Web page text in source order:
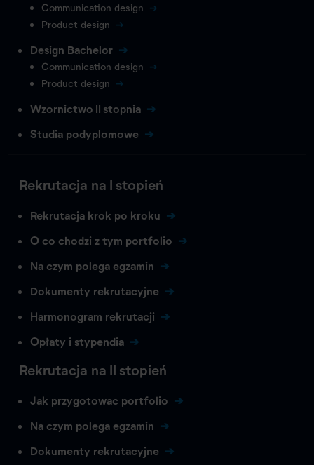
Communication design
Product design
Design Bachelor
Communication design
Product design
Wzornictwo II stopnia
Studia podyplomowe
Rekrutacja na I stopień
Rekrutacja krok po kroku
O co chodzi z tym portfolio
Na czym polega egzamin
Dokumenty rekrutacyjne
Harmonogram rekrutacji
Opłaty i stypendia
Rekrutacja na II stopień
Jak przygotowac portfolio
Na czym polega egzamin
Dokumenty rekrutacyjne